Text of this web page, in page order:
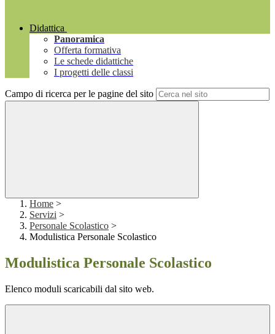
Didattica
Panoramica
Offerta formativa
Le schede didattiche
I progetti delle classi
Campo di ricerca per le pagine del sito
Home >
Servizi >
Personale Scolastico >
Modulistica Personale Scolastico
Modulistica Personale Scolastico
Elenco moduli scaricabili dal sito web.